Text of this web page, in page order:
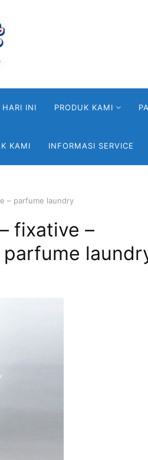
HARI INI PRODUK KAMI
KAMI INFORMASI SERVICE
– parfume laundry
fixative –